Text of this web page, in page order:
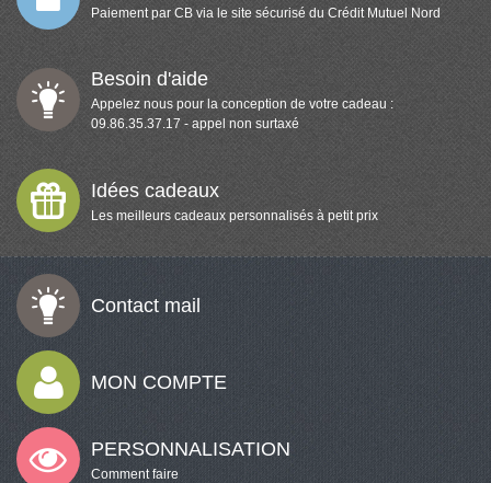
Paiement par CB via le site sécurisé du Crédit Mutuel Nord
Besoin d'aide
Appelez nous pour la conception de votre cadeau :
09.86.35.37.17 - appel non surtaxé
Idées cadeaux
Les meilleurs cadeaux personnalisés à petit prix
Contact mail
MON COMPTE
PERSONNALISATION
Comment faire